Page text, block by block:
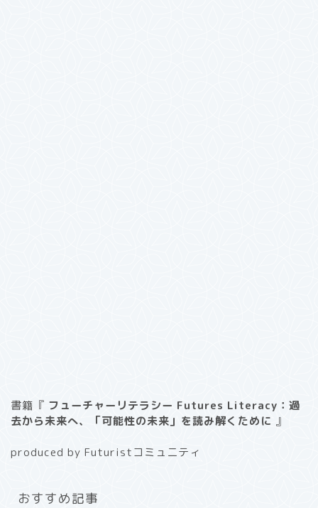
書籍『 フューチャーリテラシー Futures Literacy：過
去から未来へ、「可能性の未来」を読み解くために 』
produced by Futuristコミュニティ
おすすめ記事